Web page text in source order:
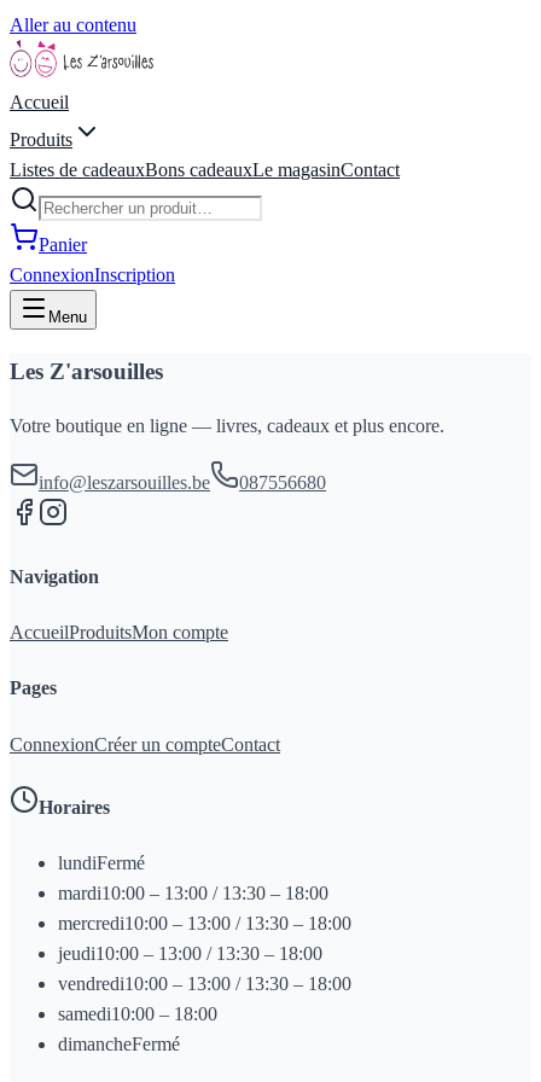
Aller au contenu
Accueil
Produits
Listes de cadeauxBons cadeauxLe magasinContact
Panier
ConnexionInscription
Menu
Les Z'arsouilles
Votre boutique en ligne — livres, cadeaux et plus encore.
info@leszarsouilles.be 087556680
Navigation
AccueilProduitsMon compte
Pages
ConnexionCréer un compteContact
Horaires
lundiFermé
mardi10:00 – 13:00 / 13:30 – 18:00
mercredi10:00 – 13:00 / 13:30 – 18:00
jeudi10:00 – 13:00 / 13:30 – 18:00
vendredi10:00 – 13:00 / 13:30 – 18:00
samedi10:00 – 18:00
dimancheFermé